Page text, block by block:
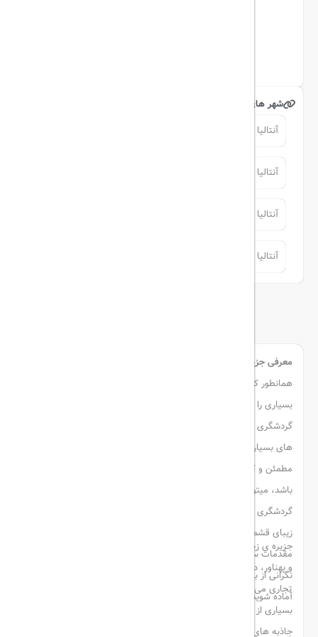
شهر های مرتبط
آنتالیا
آنتالیا
آنتالیا
آنتالیا
معرفی جزیره ی قشم به عنوان بزرگترین جزیره ی خلیج فارس
همانطور که میدانید ایران زیبا و پهناورمان، شهر ها و مناطق پرجاذبه ی
بسیاری را دارد و جای جای این مرز و بوم، پر است از مناطق توریستی و
گردشگری جذاب، که سفر به آن ها خستگی روح و تن را زدوده و خاطره
های بسیاری را برای باقی روزهای زندگی بر جای میگذارد. و اگر مرجعی
مطمئن و کمک کننده برای تسهیل در اقدامات پیش از سفر وجود داشته
باشد، میتوان بار سفر را با آسودگی خیال بست و رهسپار بهترین مناطق
گردشگری کشور عزیزمان شد. یکی از این مناطق پر جاذبه، جزیره ی
زیبای قشم می باشد و با
مقدمات سفر و رزرو هتل را از مرجعی مناسب، فراهم آورید و بدون
نگرانی از بابت محل اقامت و رزرو هتل، برای سفری پرخاطره و جذاب
آماده شوید.
جزیره ی زیبا و چشم نواز قشم، یکی از جزایر هرمزگان و خلیج فارس زیبا
و پهناور، در جنوب ایران و بزرگترین جزیره ی کشورمان و از مناطق آزاد
تجاری می باشد. و یکی از جزایر پر مسافری است که روزانه گردشگران
بسیاری از سراسر کشورمان برای دیدن خلیج فارس زیبا و همیشه آبی و
جاذبه های خارق العاده، به این منطقه ی بزرگ سفر میکنند. و در